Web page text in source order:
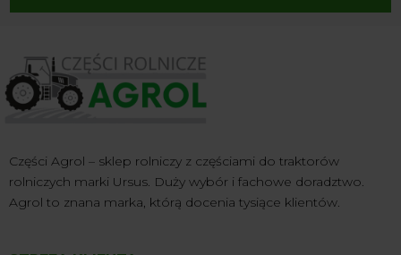
Części Agrol – sklep rolniczy z częściami do traktorów
rolniczych marki Ursus. Duży wybór i fachowe doradztwo.
Agrol to znana marka, którą docenia tysiące klientów.